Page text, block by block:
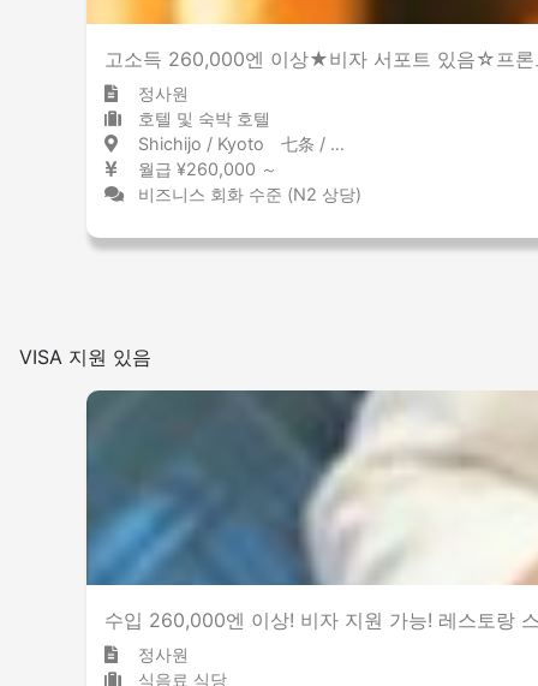
고소득 260,000엔 이상★비자 서포트 있음☆프
정사원
호텔 및 숙박 호텔
Shichijo / Kyoto 七条 / 京都府
월급 ¥260,000 ～
비즈니스 회화 수준 (N2 상당)
VISA 지원 있음
수입 260,000엔 이상! 비자 지원 가능! 레스토랑
정사원
식음료 식당